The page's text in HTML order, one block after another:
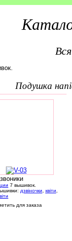
подушка
7 вышивок.
дзвіночки квіти
для заказа